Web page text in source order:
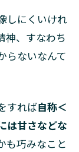
しにくいけれ
神、すなわち
らないなんて
すれば自称＜
は甘さなどな
も巧みなこと